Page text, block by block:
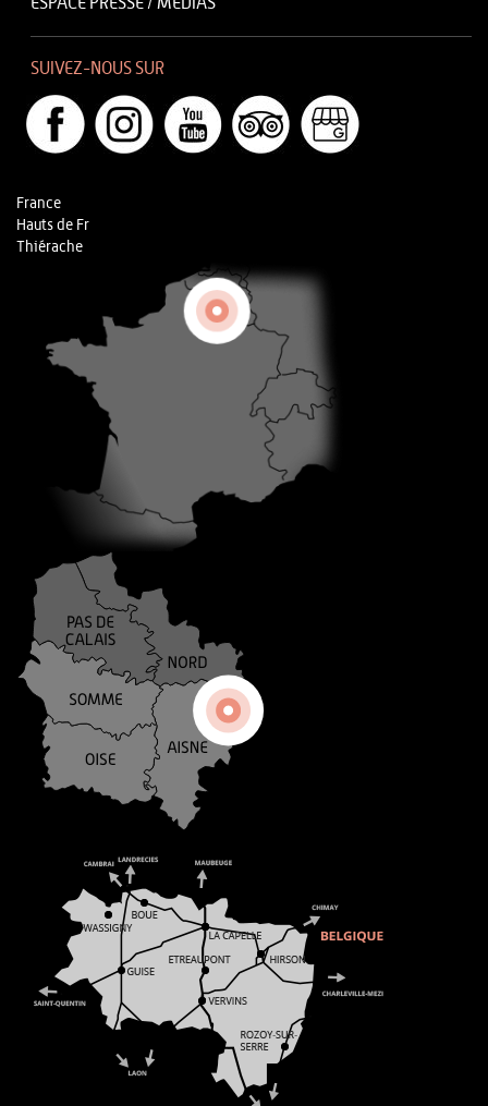
ESPACE PRESSE / MÉDIAS
SUIVEZ-NOUS SUR
France
Hauts de Fr
Thiérache